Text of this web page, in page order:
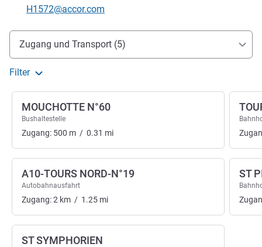
Kontakt-E-Mail
H1572@accor.com
Erreichbarkeit und Anbindung
Zugang und Transport (5)
Filter
MOUCHOTTE N°60
Bushaltestelle
Zugang: 500 m / 0.31 mi
A10-TOURS NORD-N°19
Autobahnausfahrt
Zugang:2 km / 1.25 mi
ST SYMPHORIEN
ST